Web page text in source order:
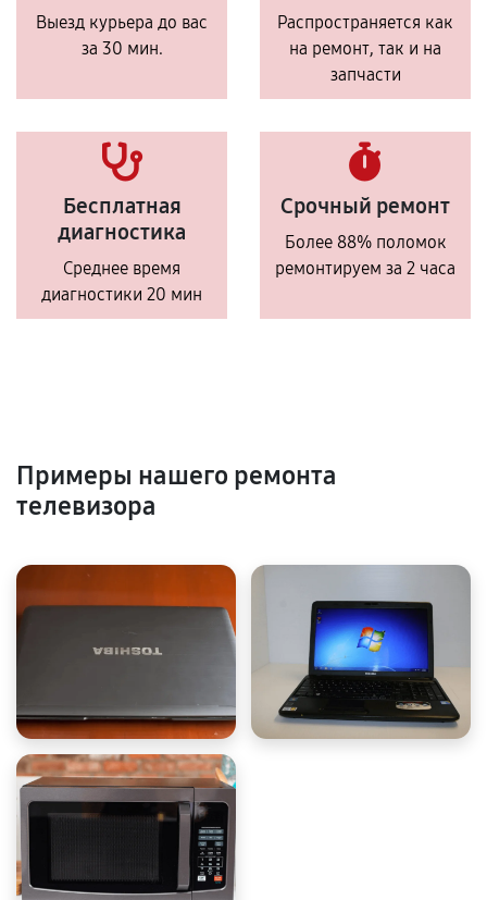
Выезд курьера до вас
за 30 мин.
Распространяется как
на ремонт, так и на
запчасти
Бесплатная
диагностика
Среднее время
диагностики 20 мин
Срочный ремонт
Более 88% поломок
ремонтируем за 2 часа
Примеры нашего ремонта
телевизора